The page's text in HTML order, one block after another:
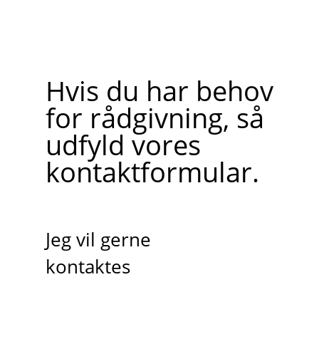
Hvis du har behov
for rådgivning, så
udfyld vores
kontaktformular.
Jeg vil gerne
kontaktes